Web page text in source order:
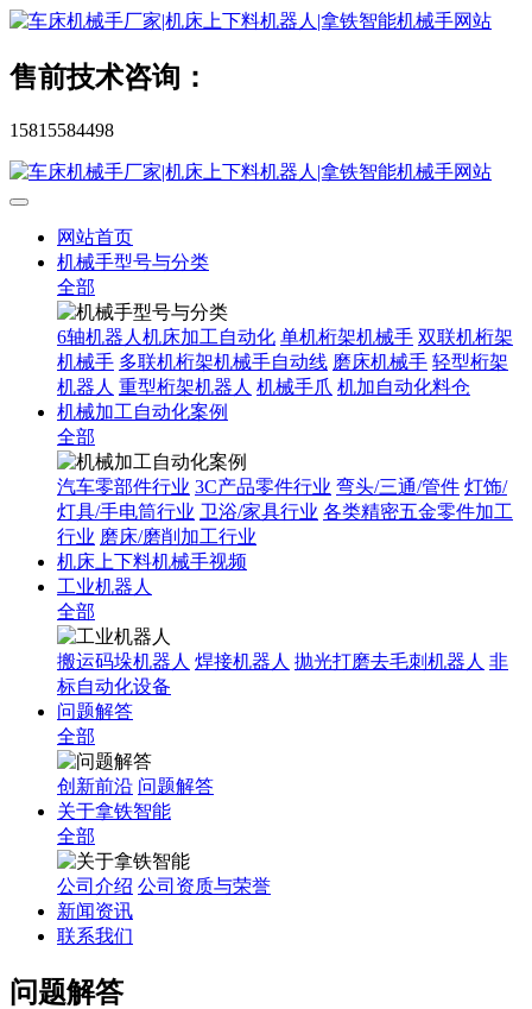
售前技术咨询：
15815584498
网站首页
机械手型号与分类
全部
6轴机器人机床加工自动化 单机桁架机械手 双联机桁架
机械手 多联机桁架机械手自动线 磨床机械手 轻型桁架
机器人 重型桁架机器人 机械手爪 机加自动化料仓
机械加工自动化案例
全部
汽车零部件行业 3C产品零件行业 弯头/三通/管件 灯饰/
灯具/手电筒行业 卫浴/家具行业 各类精密五金零件加工
行业 磨床/磨削加工行业
机床上下料机械手视频
工业机器人
全部
搬运码垛机器人 焊接机器人 抛光打磨去毛刺机器人 非
标自动化设备
问题解答
全部
创新前沿 问题解答
关于拿铁智能
全部
公司介绍 公司资质与荣誉
新闻资讯
联系我们
问题解答